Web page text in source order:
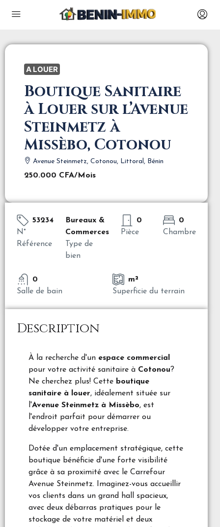
A LOUER
Boutique Sanitaire
à Louer sur l’Avenue
Steinmetz à
Missèbo, Cotonou
Avenue Steinmetz, Cotonou, Littoral, Bénin
250.000 CFA/Mois
53234
N°
Référence
Bureaux &
Commerces
Type de
bien
0
Pièce
0
Chambre
0
Salle de bain
m²
Superficie du terrain
Description
À la recherche d'un espace commercial
pour votre activité sanitaire à Cotonou?
Ne cherchez plus! Cette boutique
sanitaire à louer, idéalement située sur
l'Avenue Steinmetz à Missèbo, est
l'endroit parfait pour démarrer ou
développer votre entreprise.
Dotée d'un emplacement stratégique, cette
boutique bénéficie d'une forte visibilité
grâce à sa proximité avec le Carrefour
Avenue Steinmetz. Imaginez-vous accueillir
vos clients dans un grand hall spacieux,
avec deux débarras pratiques pour le
stockage de votre matériel et deux